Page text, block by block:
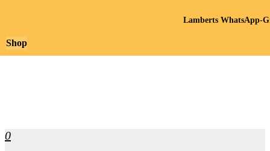
0
Shop
Lamberts WhatsApp-